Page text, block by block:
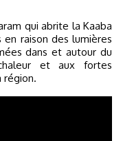
qui abrite la Kaaba
raison des lumières
dans et autour du
et aux fortes
région.